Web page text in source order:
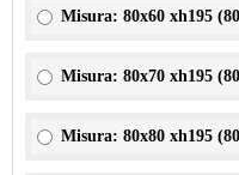
Misura: 80x60 xh195
Misura: 80x70 xh195
Misura: 80x80 xh195